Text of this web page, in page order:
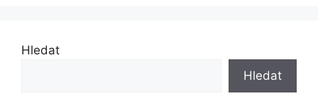
Hledat
Hledat